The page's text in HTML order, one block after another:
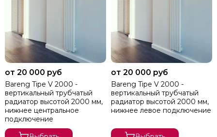
от 20 000 руб
Bareng Tipe V 2000 -
вертикальный трубчатый
радиатор высотой 2000 мм,
нижнее центральное
подключение
от 20 000 руб
Bareng Tipe V 2000 -
вертикальный трубчатый
радиатор высотой 2000 мм,
нижнее левое подключение